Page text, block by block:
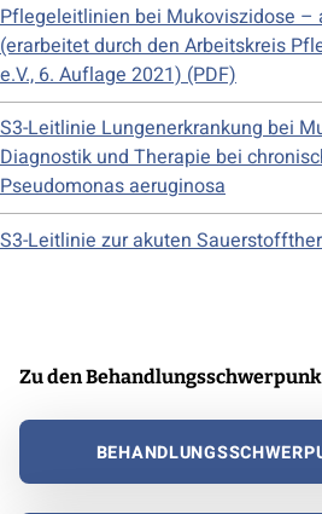
Pflegeleitlinien bei Mukoviszidose –
(erarbeitet durch den Arbeitskreis
e.V., 6. Auflage 2021) (PDF)
S3-Leitlinie Lungenerkrankung bei
Diagnostik und Therapie bei
Pseudomonas aeruginosa
S3-Leitlinie zur akuten
Zu den